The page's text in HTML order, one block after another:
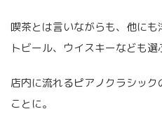
喫茶とは言いながらも、他に
トビール、ウイスキーなども選
店内に流れるピアノクラシッ
ことに。